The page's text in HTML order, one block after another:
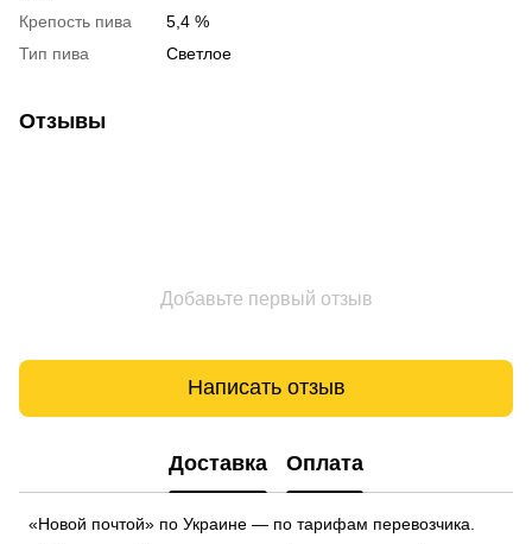
Крепость пива
5,4 %
Тип пива
Светлое
Отзывы
Добавьте первый отзыв
Написать отзыв
Доставка Оплата
«Новой почтой» по Украине — по тарифам перевозчика.